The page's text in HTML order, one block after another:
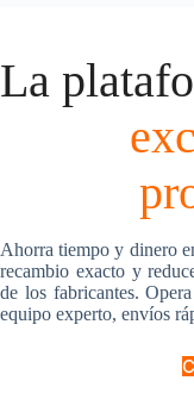
La
Ahorra tiempo y dinero
recambio exacto y
de los fabricantes.
equipo experto, envíos